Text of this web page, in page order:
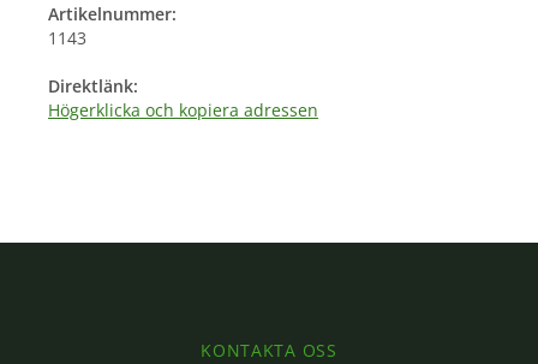
Artikelnummer:
1143
Direktlänk:
Högerklicka och kopiera adressen
KONTAKTA OSS